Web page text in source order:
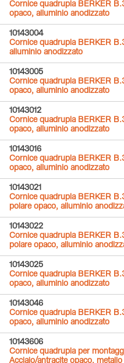
Cornice quadrupla BERKER
opaco, alluminio anodizzato
10143004
Cornice quadrupla BERKER
alluminio anodizzato
10143005
Cornice quadrupla BERKER
opaco, alluminio anodizzato
10143012
Cornice quadrupla BERKER
opaco, alluminio anodizzato
10143016
Cornice quadrupla BERKER
opaco, alluminio anodizzato
10143021
Cornice quadrupla BERKER
polare opaco, alluminio
10143022
Cornice quadrupla BERKER
polare opaco, alluminio
10143025
Cornice quadrupla BERKER
opaco, alluminio anodizzato
10143046
Cornice quadrupla BERKER
opaco, alluminio anodizzato
10143606
Cornice quadrupla per
Acciaio/antracite opaco,